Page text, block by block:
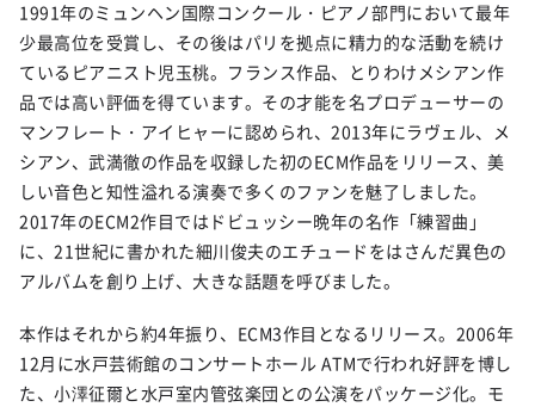
1991年のミュンヘン国際コンクール・ピアノ部門において最年
少最高位を受賞し、その後はパリを拠点に精力的な活動を続け
ているピアニスト児玉桃。フランス作品、とりわけメシアン作
品では高い評価を得ています。その才能を名プロデューサーの
マンフレート・アイヒャーに認められ、2013年にラヴェル、メ
シアン、武満徹の作品を収録した初のECM作品をリリース、美
しい音色と知性溢れる演奏で多くのファンを魅了しました。
2017年のECM2作目ではドビュッシー晩年の名作「練習曲」
に、21世紀に書かれた細川俊夫のエチュードをはさんだ異色の
アルバムを創り上げ、大きな話題を呼びました。
本作はそれから約4年振り、ECM3作目となるリリース。2006年
12月に水戸芸術館のコンサートホール ATMで行われ好評を博し
た、小澤征爾と水戸室内管弦楽団との公演をパッケージ化。モ